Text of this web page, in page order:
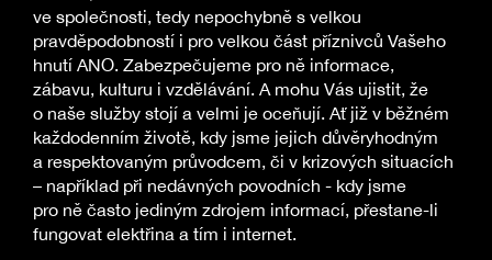
ve společnosti, tedy nepochybně s velkou
pravděpodobností i pro velkou část příznivců Vašeho
hnutí ANO. Zabezpečujeme pro ně informace,
zábavu, kulturu i vzdělávání. A mohu Vás ujistit, že
o naše služby stojí a velmi je oceňují. Ať již v běžném
každodenním životě, kdy jsme jejich důvěryhodným
a respektovaným průvodcem, či v krizových situacích
– například při nedávných povodních - kdy jsme
pro ně často jediným zdrojem informací, přestane-li
fungovat elektřina a tím i internet.